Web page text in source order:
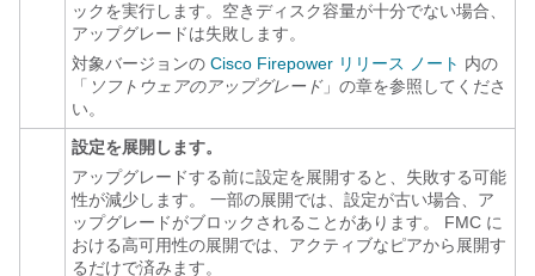
ックを実行します。空きディスク容量が十分でない場合、
アップグレードは失敗します。
対象バージョンの Cisco Firepower リリース ノート 内の
「 ソフトウェアのアップグレード」の章を参照してくださ
い。
設定を展開します。
アップグレードする前に設定を展開すると、失敗する可能
性が減少します。
一部の展開では、設定が古い場合、ア
ップグレードがブロックされることがあります。 FMC に
おける高可用性の展開では、アクティブなピアから展開す
るだけで済みます。